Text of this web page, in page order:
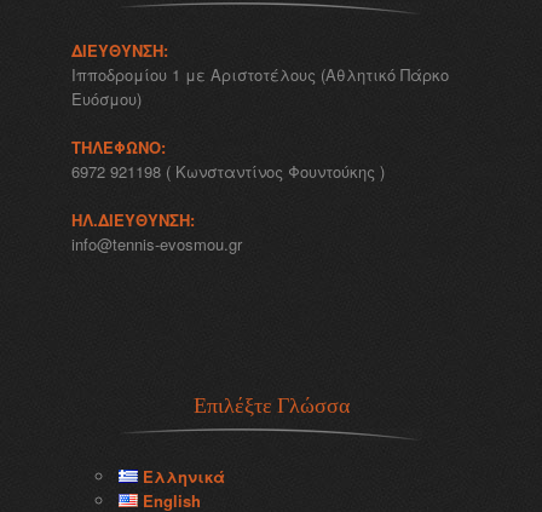
ΔΙΕΎΘΥΝΣΗ:
Ιπποδρομίου 1 με Αριστοτέλους (Αθλητικό Πάρκο
Ευόσμου)
ΤΗΛΈΦΩΝΟ:
6972 921198 ( Κωνσταντίνος Φουντούκης )
ΗΛ.ΔΙΕΎΘΥΝΣΗ:
info@tennis-evosmou.gr
Επιλέξτε Γλώσσα
Ελληνικά
English